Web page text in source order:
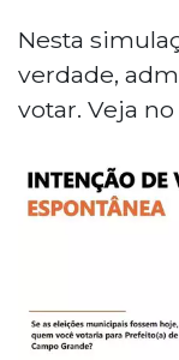
Nesta
verdade,
votar. Veja